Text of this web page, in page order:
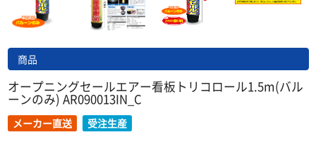
商品
オープニングセールエアー看板トリコロール1.5m(バル
ーンのみ) AR090013IN_C
メーカー直送
受注生産